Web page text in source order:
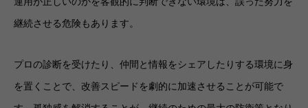
継続させる危険もあります。
プロの診断を受けたり、仲間と情報をシェアしたりする環境に身
を置くことで、改善スピードを劇的に加速させることが可能で